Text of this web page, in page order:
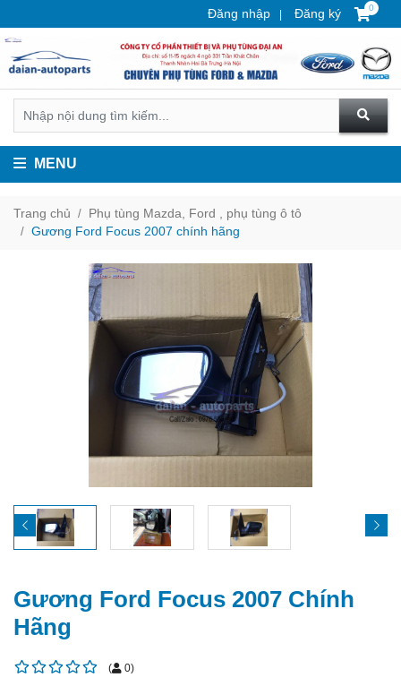
Đăng nhập Đăng ký 0
MENU
Trang chủ
Phụ tùng Mazda, Ford , phụ tùng ô tô
Gương Ford Focus 2007 chính hãng
Gương Ford Focus 2007 Chính
Hãng
( 0)